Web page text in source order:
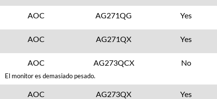
AOC AG271QG Yes
AOC AG271QX Yes
AOC AG273QCX No
El monitor es demasiado pesado.
AOC AG273QX Yes